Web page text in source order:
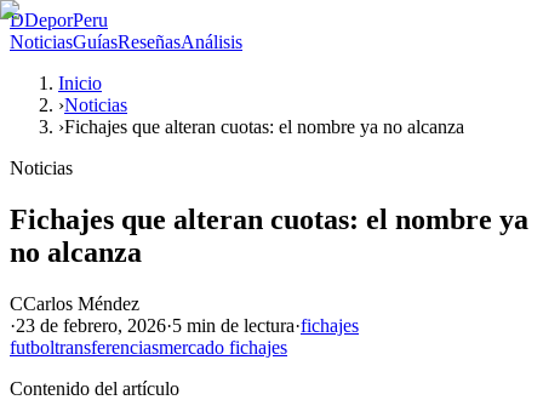
DDeporPeru
NoticiasGuíasReseñasAnálisis
Inicio
›Noticias
›Fichajes que alteran cuotas: el nombre ya no alcanza
Noticias
Fichajes que alteran cuotas: el nombre ya
no alcanza
CCarlos Méndez
·23 de febrero, 2026·5 min de lectura·fichajes
futboltransferenciasmercado fichajes
Contenido del artículo